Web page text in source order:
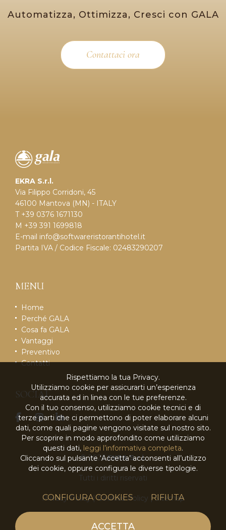
Automatizza, Ottimizza, Cresci con GALA
Contattaci ora
EKRA S.r.l.
Via Filippo Corridoni, 45
46100 Mantova (MN) - ITALY
T +39 0376 1671130
M +39 391 1699818
E-mail info@softwareristorantihotel.it
Partita IVA / Codice Fiscale: 02483290207
MENU
Home
Perché GALA
Cosa fa GALA
Vantaggi
Preventivo
Contatti
SOCIAL
© 2026EKRA S.r.l.
Tutti i diritti riservati
Privacy Policy|Cookies Policy |Sitemap
Rispettiamo la tua Privacy.
Utilizziamo cookie per assicurarti un’esperienza
accurata ed in linea con le tue preferenze.
Con il tuo consenso, utilizziamo cookie tecnici e di
terze parti che ci permettono di poter elaborare alcuni
dati, come quali pagine vengono visitate sul nostro sito.
Per scoprire in modo approfondito come utilizziamo
questi dati, leggi l’informativa completa.
Cliccando sul pulsante ‘Accetta’ acconsenti all’utilizzo
dei cookie, oppure configura le diverse tipologie.
CONFIGURA COOKIES RIFIUTA
ACCETTA